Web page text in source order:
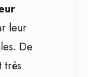
leur
De
très